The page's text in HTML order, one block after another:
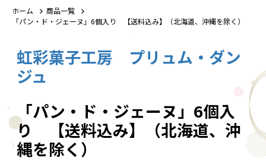
ホーム
商品一覧
「パン・ド・ジェーヌ」6個入り 【送料込み】（北海道、沖縄を除く）
虹彩菓子工房 プリュム・ダン
ジュ
「パン・ド・ジェーヌ」6個入
り 【送料込み】（北海道、沖
縄を除く）